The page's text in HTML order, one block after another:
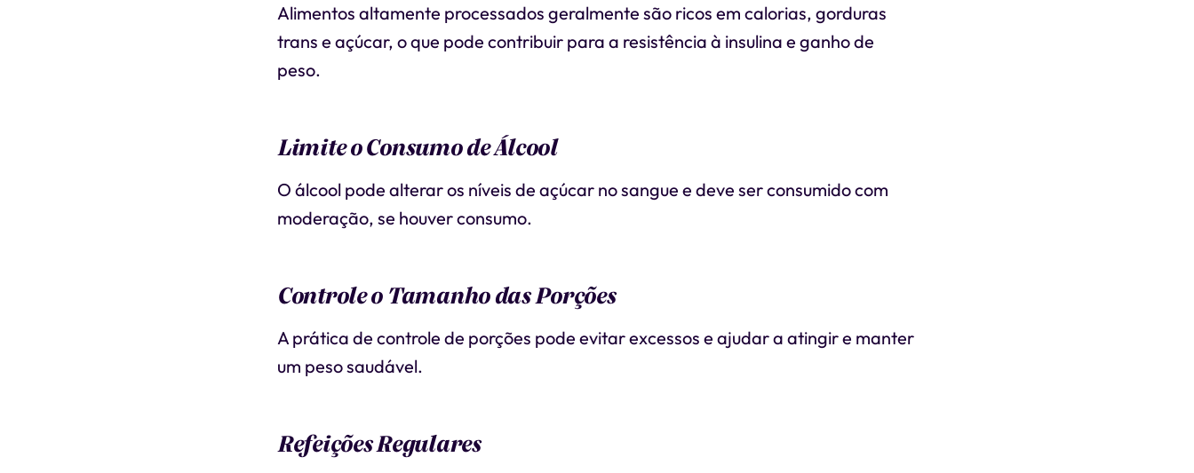
Alimentos altamente processados geralmente são ricos em calorias, gorduras
trans e açúcar, o que pode contribuir para a resistência à insulina e ganho de
peso.
Limite o Consumo de Álcool
O álcool pode alterar os níveis de açúcar no sangue e deve ser consumido com
moderação, se houver consumo.
Controle o Tamanho das Porções
A prática de controle de porções pode evitar excessos e ajudar a atingir e manter
um peso saudável.
Refeições Regulares